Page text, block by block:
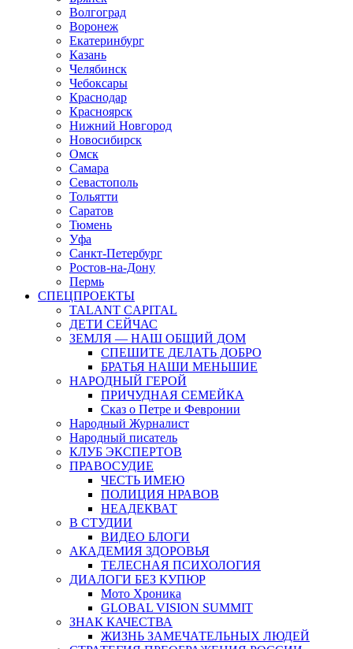
Волгоград
Воронеж
Екатеринбург
Казань
Челябинск
Чебоксары
Краснодар
Красноярск
Нижний Новгород
Новосибирск
Омск
Самара
Севастополь
Тольятти
Саратов
Тюмень
Уфа
Санкт-Петербург
Ростов-на-Дону
Пермь
СПЕЦПРОЕКТЫ
TALANT CAPITAL
ДЕТИ СЕЙЧАС
ЗЕМЛЯ — НАШ ОБЩИЙ ДОМ
СПЕШИТЕ ДЕЛАТЬ ДОБРО
БРАТЬЯ НАШИ МЕНЬШИЕ
НАРОДНЫЙ ГЕРОЙ
ПРИЧУДНАЯ СЕМЕЙКА
Сказ о Петре и Февронии
Народный Журналист
Народный писатель
КЛУБ ЭКСПЕРТОВ
ПРАВОСУДИЕ
ЧЕСТЬ ИМЕЮ
ПОЛИЦИЯ НРАВОВ
НЕАДЕКВАТ
В СТУДИИ
ВИДЕО БЛОГИ
АКАДЕМИЯ ЗДОРОВЬЯ
ТЕЛЕСНАЯ ПСИХОЛОГИЯ
ДИАЛОГИ БЕЗ КУПЮР
Мото Хроника
GLOBAL VISION SUMMIT
ЗНАК КАЧЕСТВА
ЖИЗНЬ ЗАМЕЧАТЕЛЬНЫХ ЛЮДЕЙ